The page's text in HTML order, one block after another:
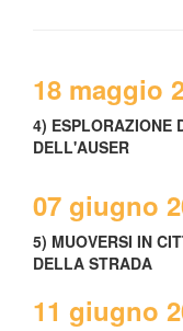
18 maggio
4) ESPLORAZIONE
DELL'AUSER
07 giugno
5) MUOVERSI IN
DELLA STRADA
11 giugno